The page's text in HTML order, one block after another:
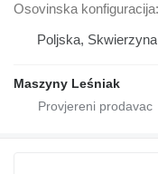
Osovinska konfiguracija
Poljska, Skwierzyna
Maszyny Leśniak